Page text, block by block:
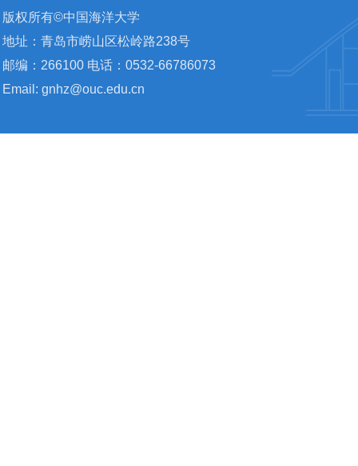
版权所有©中国海洋大学
地址：青岛市崂山区松岭路238号
邮编：266100 电话：0532-66786073
Email: gnhz@ouc.edu.cn